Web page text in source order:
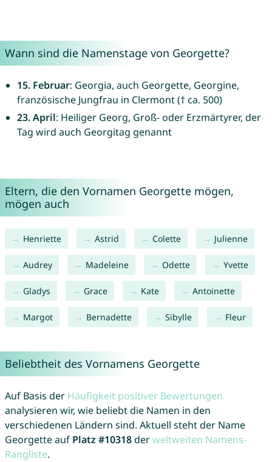
Wann sind die Namenstage von Georgette?
15. Februar: Georgia, auch Georgette, Georgine,
französische Jungfrau in Clermont († ca. 500)
23. April: Heiliger Georg, Groß- oder Erzmärtyrer, der
Tag wird auch Georgitag genannt
Eltern, die den Vornamen Georgette mögen,
mögen auch
Henriette Astrid Colette Julienne
Audrey Madeleine Odette Yvette
Gladys Grace Kate Antoinette
Margot Bernadette Sibylle Fleur
Beliebtheit des Vornamens Georgette
Auf Basis der Häufigkeit positiver Bewertungen
analysieren wir, wie beliebt die Namen in den
verschiedenen Ländern sind. Aktuell steht der Name
Georgette auf Platz #10318derweltweiten Namens-
Rangliste.